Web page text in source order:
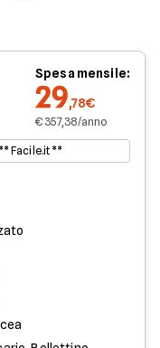
Spesa mensile:
29,78€
€ 357,38/anno
Facile.it **